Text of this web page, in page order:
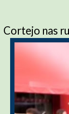
Cortejo nas